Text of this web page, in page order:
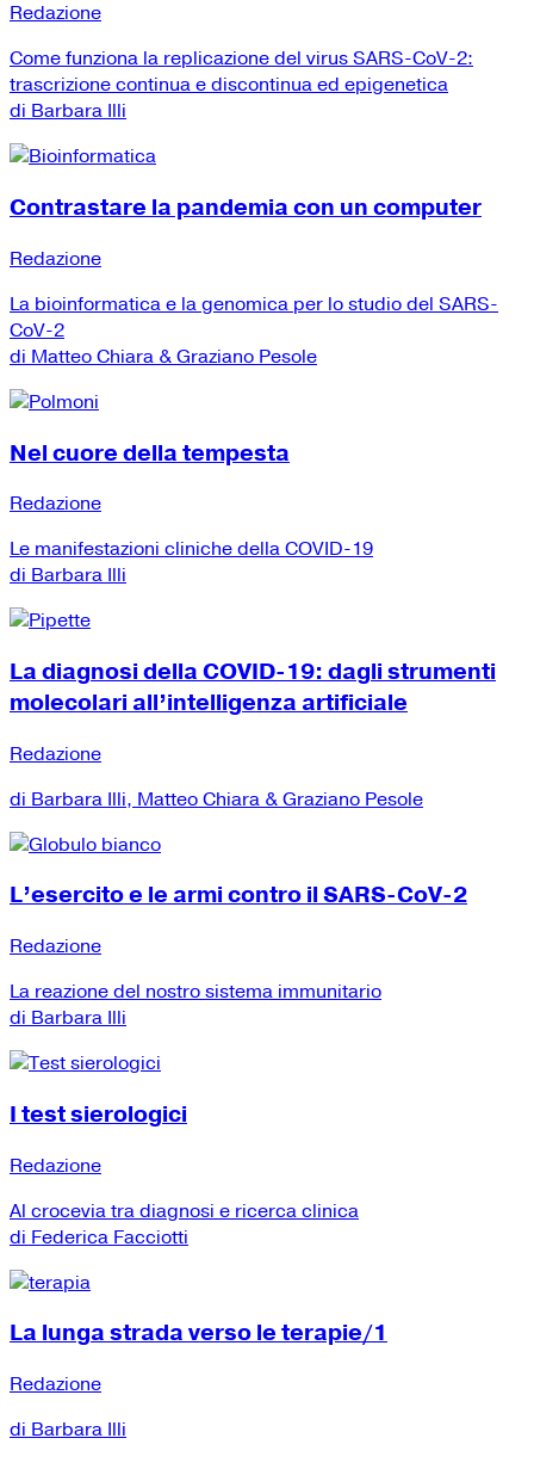
Redazione
Come funziona la replicazione del virus SARS-CoV-2:
trascrizione continua e discontinua ed epigenetica
di Barbara Illi
Contrastare la pandemia con un computer
Redazione
La bioinformatica e la genomica per lo studio del SARS-
CoV-2
di Matteo Chiara & Graziano Pesole
Nel cuore della tempesta
Redazione
Le manifestazioni cliniche della COVID-19
di Barbara Illi
La diagnosi della COVID-19: dagli strumenti
molecolari all’intelligenza artificiale
Redazione
di Barbara Illi, Matteo Chiara & Graziano Pesole
L’esercito e le armi contro il SARS-CoV-2
Redazione
La reazione del nostro sistema immunitario
di Barbara Illi
I test sierologici
Redazione
Al crocevia tra diagnosi e ricerca clinica
di Federica Facciotti
La lunga strada verso le terapie/1
Redazione
di Barbara Illi